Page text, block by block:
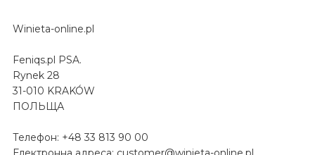
Winieta-online.pl
Feniqs.pl PSA.
Rynek 28
31-010 KRAKÓW
ПОЛЬЩА
Телефон: +48 33 813 90 00